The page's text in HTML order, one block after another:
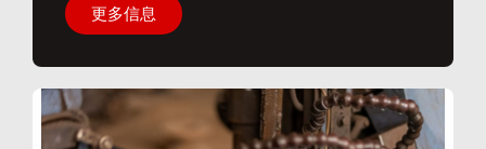
更多信息